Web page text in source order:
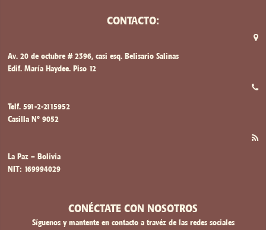
CONTACTO:
Av. 20 de octubre # 2396, casi esq. Belisario Salinas
Edif. María Haydee. Piso 12
Telf. 591-2-2115952
Casilla Nº 9052
La Paz – Bolivia
NIT: 169994029
CONÉCTATE CON NOSOTROS
Síguenos y mantente en contacto a travéz de las redes sociales